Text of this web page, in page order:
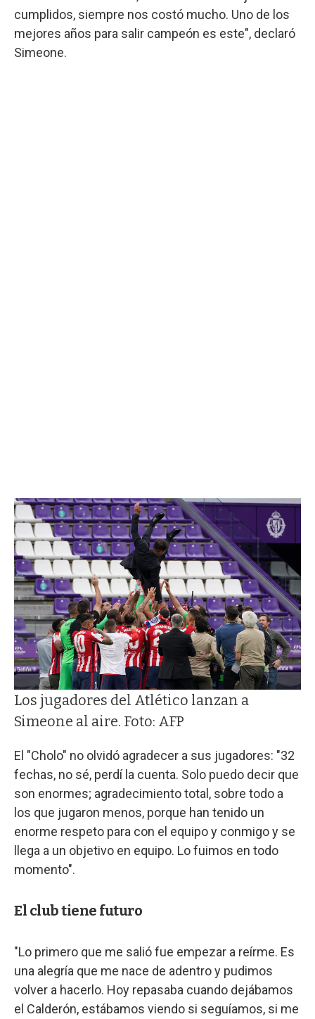
cumplidos, siempre nos costó mucho. Uno de los
mejores años para salir campeón es este", declaró
Simeone.
Los jugadores del Atlético lanzan a
Simeone al aire. Foto: AFP
El "Cholo" no olvidó agradecer a sus jugadores: "32
fechas, no sé, perdí la cuenta. Solo puedo decir que
son enormes; agradecimiento total, sobre todo a
los que jugaron menos, porque han tenido un
enorme respeto para con el equipo y conmigo y se
llega a un objetivo en equipo. Lo fuimos en todo
momento".
El club tiene futuro
"Lo primero que me salió fue empezar a reírme. Es
una alegría que me nace de adentro y pudimos
volver a hacerlo. Hoy repasaba cuando dejábamos
el Calderón, estábamos viendo si seguíamos, si me